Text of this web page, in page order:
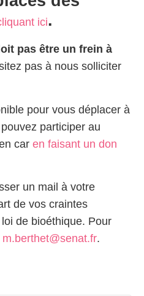
ici.
pas être un frein à
pas à nous solliciter
pour vous déplacer à
participer au
car en faisant un don
un mail à votre
de vos craintes
de bioéthique. Pour
m.berthet@senat.fr.